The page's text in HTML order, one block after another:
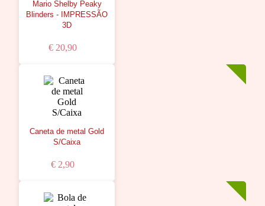
Mario Shelby Peaky
Blinders - IMPRESSÃO
3D
€ 20,90
Caneta de metal Gold
S/Caixa
€ 2,90